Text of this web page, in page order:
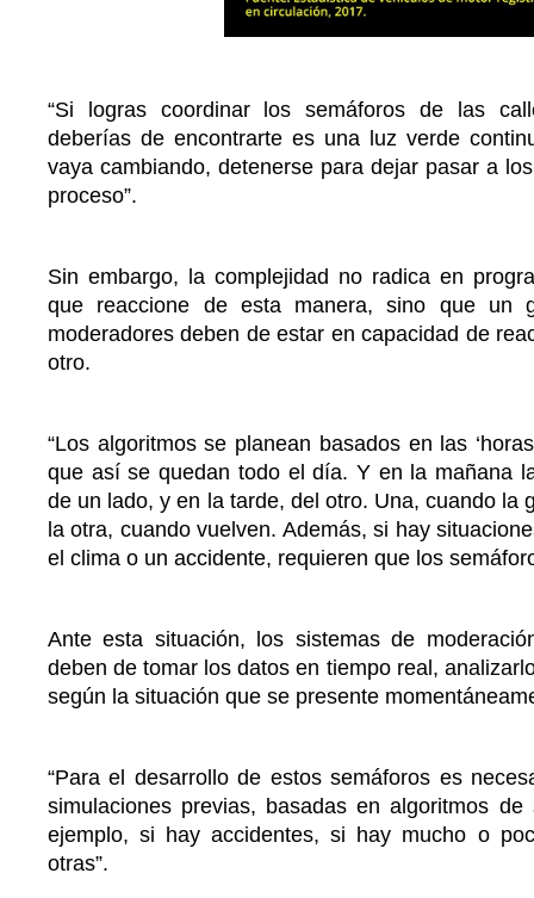
“Si logras coordinar los semáforos de las
deberías de encontrarte es una luz verde
vaya cambiando, detenerse para dejar pasar a
proceso”.
Sin embargo, la complejidad no radica en
que reaccione de esta manera, sino que un
moderadores deben de estar en capacidad de
otro.
“Los algoritmos se planean basados en las
que así se quedan todo el día. Y en la mañana
de un lado, y en la tarde, del otro. Una, cuando la
la otra, cuando vuelven. Además, si hay
el clima o un accidente, requieren que los
Ante esta situación, los sistemas de
deben de tomar los datos en tiempo real,
según la situación que se presente
“Para el desarrollo de estos semáforos es
simulaciones previas, basadas en algoritmos de
ejemplo, si hay accidentes, si hay mucho o
otras”.